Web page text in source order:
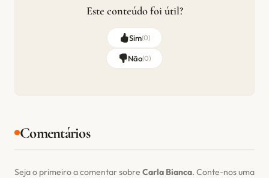
Este conteúdo foi útil?
Sim(0)
Não(0)
Comentários
Seja o primeiro a comentar sobre Carla Bianca. Conte-nos uma